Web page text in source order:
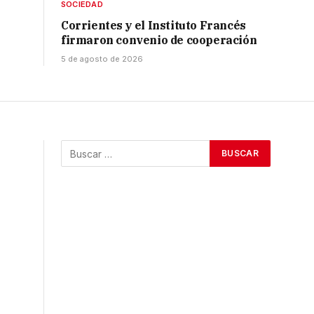
SOCIEDAD
Corrientes y el Instituto Francés
firmaron convenio de cooperación
5 de agosto de 2026